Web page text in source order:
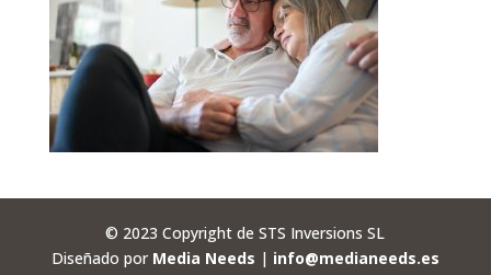
© 2023 Copyright de STS Inversions SL
Diseñado por Media Needs | info@medianeeds.es